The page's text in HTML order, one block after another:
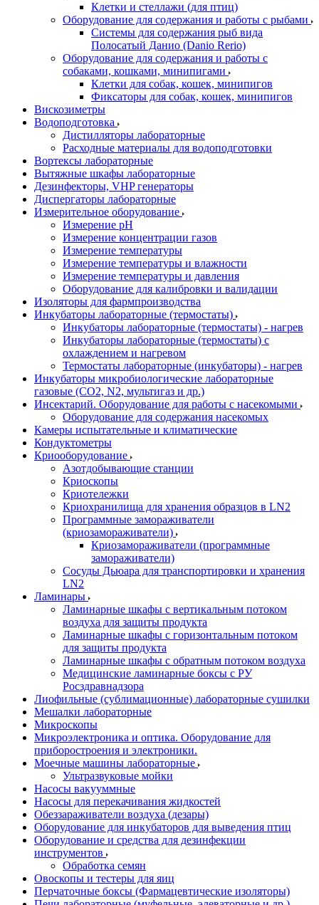
Клетки и стеллажи (для птиц)
Оборудование для содержания и работы с рыбами
Системы для содержания рыб вида
Полосатый Данио (Danio Rerio)
Оборудование для содержания и работы с
собаками, кошками, минипигами
Клетки для собак, кошек, минипигов
Фиксаторы для собак, кошек, минипигов
Вискозиметры
Водоподготовка
Дистилляторы лабораторные
Расходные материалы для водоподготовки
Вортексы лабораторные
Вытяжные шкафы лабораторные
Дезинфекторы, VHP генераторы
Диспергаторы лабораторные
Измерительное оборудование
Измерение pH
Измерение концентрации газов
Измерение температуры
Измерение температуры и влажности
Измерение температуры и давления
Оборудование для калибровки и валидации
Изоляторы для фармпроизводства
Инкубаторы лабораторные (термостаты)
Инкубаторы лабораторные (термостаты) - нагрев
Инкубаторы лабораторные (термостаты) с
охлаждением и нагревом
Термостаты лабораторные (инкубаторы) - нагрев
Инкубаторы микробиологические лабораторные
газовые (CO2, N2, мультигаз и др.)
Инсектарий. Оборудование для работы с насекомыми
Оборудование для содержания насекомых
Камеры испытательные и климатические
Кондуктометры
Криооборудование
Азотдобывающие станции
Криоскопы
Криотележки
Криохранилища для хранения образцов в LN2
Программные замораживатели
(криозамораживатели)
Криозамораживатели (программные
замораживатели)
Сосуды Дьюара для транспортировки и хранения
LN2
Ламинары
Ламинарные шкафы с вертикальным потоком
воздуха для защиты продукта
Ламинарные шкафы с горизонтальным потоком
для защиты продукта
Ламинарные шкафы с обратным потоком воздуха
Медицинские ламинарные боксы с РУ
Росздравнадзора
Лиофильные (сублимационные) лабораторные сушилки
Мешалки лабораторные
Микроскопы
Микроэлектроника и оптика. Оборудование для
приборостроения и электроники.
Моечные машины лабораторные
Ультразвуковые мойки
Насосы вакууммные
Насосы для перекачивания жидкостей
Обеззараживатели воздуха (дезары)
Оборудование для инкубаторов для выведения птиц
Оборудование и средства для дезинфекции
инструментов
Обработка семян
Овоскопы и тестеры для яиц
Перчаточные боксы (Фармацевтические изоляторы)